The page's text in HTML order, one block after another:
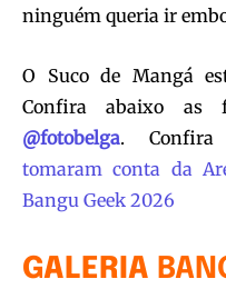
ninguém queria ir
O Suco de Mangá
Confira abaixo as
@fotobelga. Confira
tomaram conta da
Bangu Geek 2026
GALERIA